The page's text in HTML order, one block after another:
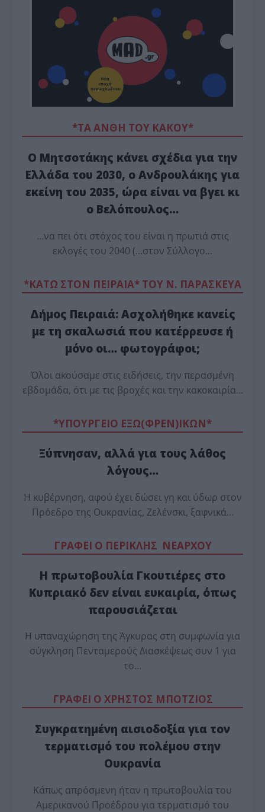
*ΤΑ ΆΝΘΗ ΤΟΥ ΚΑΚΟΎ*
Ο Μητσοτάκης κάνει σχέδια για την
Ελλάδα του 2030, ο Ανδρουλάκης για
εκείνη του 2035, ώρα είναι να βγει κι
ο Βελόπουλος…
…να πει ότι στόχος του είναι η πρωτιά στις
εκλογές του 2040 (…στον Σύλλογο…
*ΚΑΤΩ ΣΤΟΝ ΠΕΙΡΑΙΑ* ΤΟΥ Ν. ΠΑΡΑΣΚΕΥΑ
Δήμος Πειραιά: Ασχολήθηκε κανείς
με τη σκαλωσιά που κατέρρευσε ή
μόνο οι… φωτογράφοι;
Όλοι ακούσαμε στις ειδήσεις, την περασμένη
εβδομάδα, ότι με τις βροχές και την κακοκαιρία…
*ΥΠΟΥΡΓΕΙΟ ΕΞΩ(ΦΡΕΝ)ΙΚΩΝ*
Ξύπνησαν, αλλά για τους λάθος
λόγους…
Η κυβέρνηση, αφού έχει δώσει γη και ύδωρ στον
Πρόεδρο της Ουκρανίας, Ζελένσκι, ξαφνικά…
ΓΡΑΦΕΙ Ο ΠΕΡΙΚΛΗΣ ΝΕΑΡΧΟΥ
Η πρωτοβουλία Γκουτιέρες στο
Κυπριακό δεν είναι ευκαιρία, όπως
παρουσιάζεται
Η υπαναχώρηση της Άγκυρας στη συμφωνία για
σύγκληση Πενταμερούς Διασκέψεως συν 1 για
το…
ΓΡΑΦΕΙ Ο ΧΡΗΣΤΟΣ ΜΠΟΤΖΙΟΣ
Συγκρατημένη αισιοδοξία για τον
τερματισμό του πολέμου στην
Ουκρανία
Κάπως απρόσμενη ήταν η πρωτοβουλία του
Αμερικανού Προέδρου για τερματισμό του